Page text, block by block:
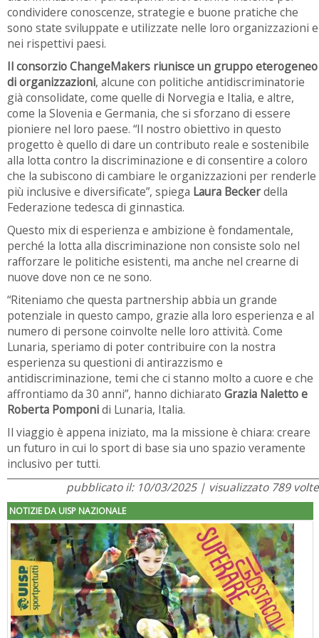
condividere conoscenze, strategie e buone pratiche che
sono state sviluppate e utilizzate nelle loro organizzazioni e
nei rispettivi paesi.
Il consorzio ChangeMakers riunisce un gruppo eterogeneo
di organizzazioni, alcune con politiche antidiscriminatorie
già consolidate, come quelle di Norvegia e Italia, e altre,
come la Slovenia e Germania, che si sforzano di essere
pioniere nel loro paese. “Il nostro obiettivo in questo
progetto è quello di dare un contributo reale e sostenibile
alla lotta contro la discriminazione e di consentire a coloro
che la subiscono di cambiare le organizzazioni per renderle
più inclusive e diversificate”, spiega Laura Beckerdella
Federazione tedesca di ginnastica.
Questo mix di esperienza e ambizione è fondamentale,
perché la lotta alla discriminazione non consiste solo nel
rafforzare le politiche esistenti, ma anche nel crearne di
nuove dove non ce ne sono.
“Riteniamo che questa partnership abbia un grande
potenziale in questo campo, grazie alla loro esperienza e al
numero di persone coinvolte nelle loro attività. Come
Lunaria, speriamo di poter contribuire con la nostra
esperienza su questioni di antirazzismo e
antidiscriminazione, temi che ci stanno molto a cuore e che
affrontiamo da 30 anni”, hanno dichiarato Grazia Naletto e
Roberta Pomponidi Lunaria, Italia.
Il viaggio è appena iniziato, ma la missione è chiara: creare
un futuro in cui lo sport di base sia uno spazio veramente
inclusivo per tutti.
pubblicato il: 10/03/2025 | visualizzato 789 volte
NOTIZIE DA UISP NAZIONALE